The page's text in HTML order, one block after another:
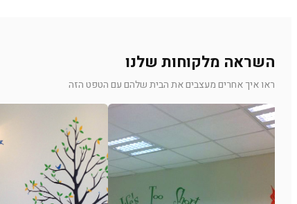
השראה מלקוחות שלנו
ראו איך אחרים מעצבים את הבית שלהם עם הטפט הזה